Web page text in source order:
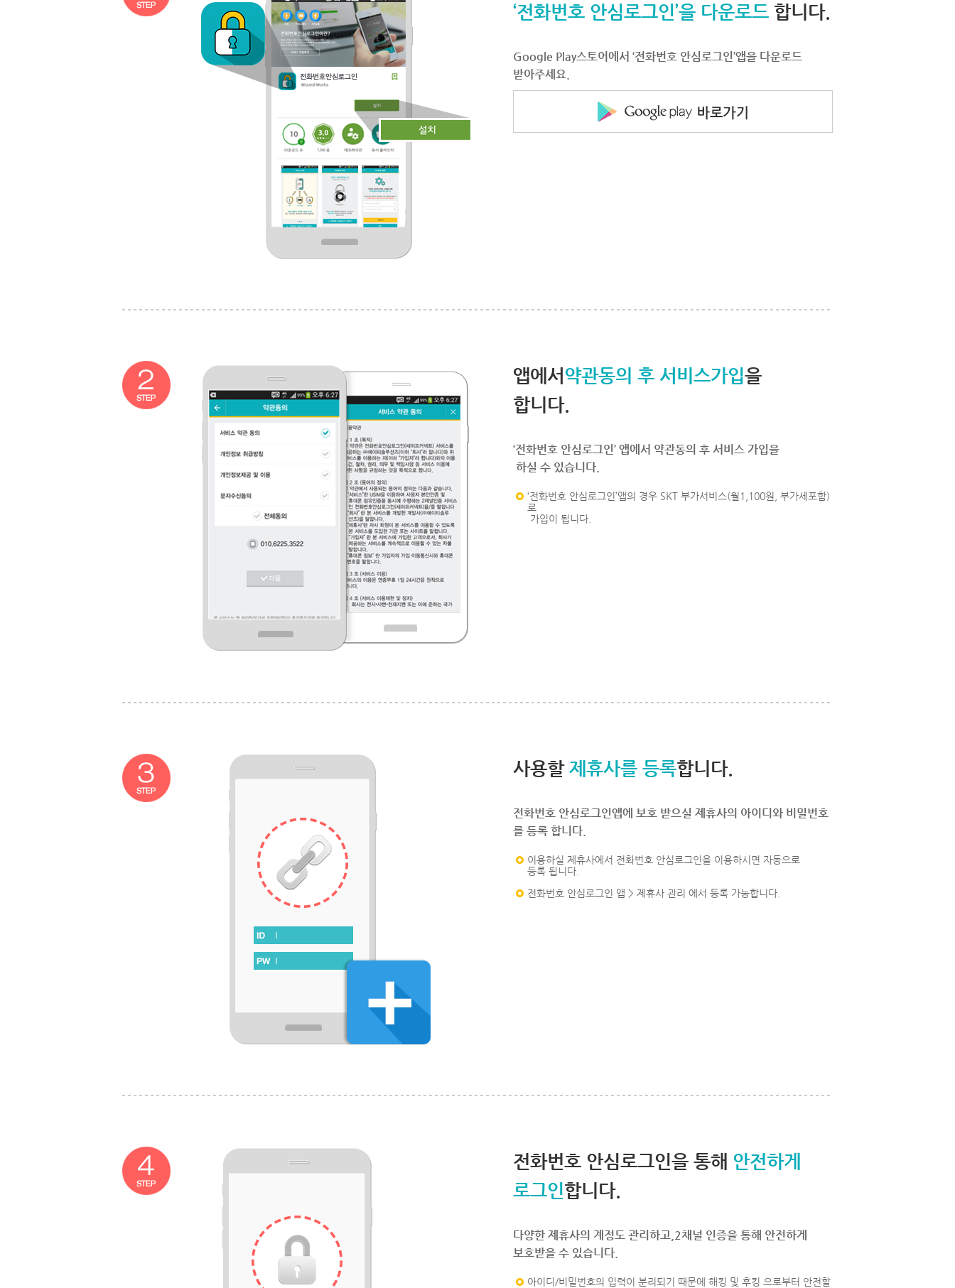
‘전화번호 안심로그인’을 다운로드 합니다.
Google Play스토어에서 ‘전화번호 안심로그인’앱을 다운로드
받아주세요.
앱에서 약관동의 후 서비스가입을
합니다.
‘전화번호 안심로그인’ 앱에서 약관동의 후 서비스 가입을
하실 수 있습니다.
‘전화번호 안심로그인’앱의 경우 SKT 부가서비스(월1,100원, 부가세포함)
로
가입이 됩니다.
사용할 제휴사를 등록합니다.
전화번호 안심로그인앱에 보호 받으실 제휴사의 아이디와 비밀번호
를 등록 합니다.
이용하실 제휴사에서 전화번호 안심로그인을 이용하시면 자동으로
등록 됩니다.
전화번호 안심로그인 앱 > 제휴사 관리 에서 등록 가능합니다.
전화번호 안심로그인을 통해 안전하게
로그인합니다.
다양한 제휴사의 계정도 관리하고,2채널 인증을 통해 안전하게
보호받을 수 있습니다.
아이디/비밀번호의 입력이 분리되기 때문에 해킹 및 후킹 으로부터 안전할